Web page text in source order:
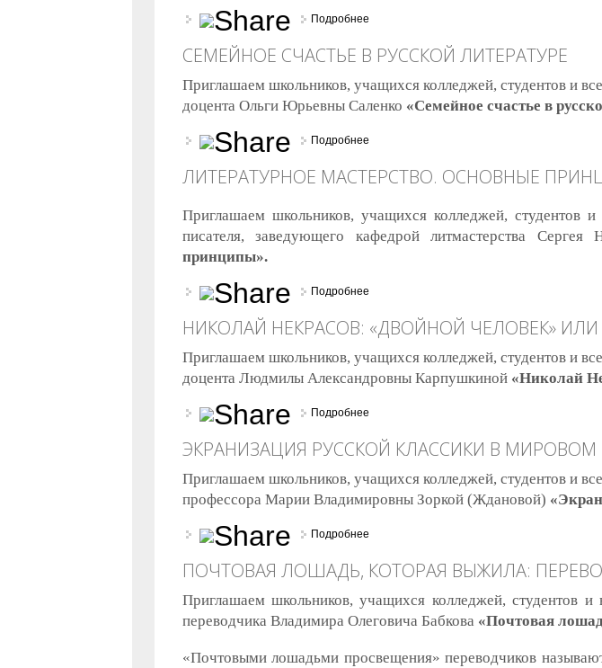
Подробнее
СЕМЕЙНОЕ СЧАСТЬЕ В РУССКОЙ ЛИТЕРАТУРЕ
Приглашаем школьников, учащихся колледжей, студентов и
доцента Ольги Юрьевны Саленко «Семейное счастье в
Подробнее
ЛИТЕРАТУРНОЕ МАСТЕРСТВО. ОСНОВНЫЕ
Приглашаем школьников, учащихся колледжей, студентов
писателя, заведующего кафедрой литмастерства Сергея
принципы».
Подробнее
НИКОЛАЙ НЕКРАСОВ: «ДВОЙНОЙ ЧЕЛОВЕК» ИЛИ
Приглашаем школьников, учащихся колледжей, студентов и
доцента Людмилы Александровны Карпушкиной «Николай
Подробнее
ЭКРАНИЗАЦИЯ РУССКОЙ КЛАССИКИ В МИРОВОМ
Приглашаем школьников, учащихся колледжей, студентов и
профессора Марии Владимировны Зоркой (Ждановой)
Подробнее
ПОЧТОВАЯ ЛОШАДЬ, КОТОРАЯ ВЫЖИЛА:
Приглашаем школьников, учащихся колледжей, студентов
переводчика Владимира Олеговича Бабкова «Почтовая
«Почтовыми лошадьми просвещения» переводчиков